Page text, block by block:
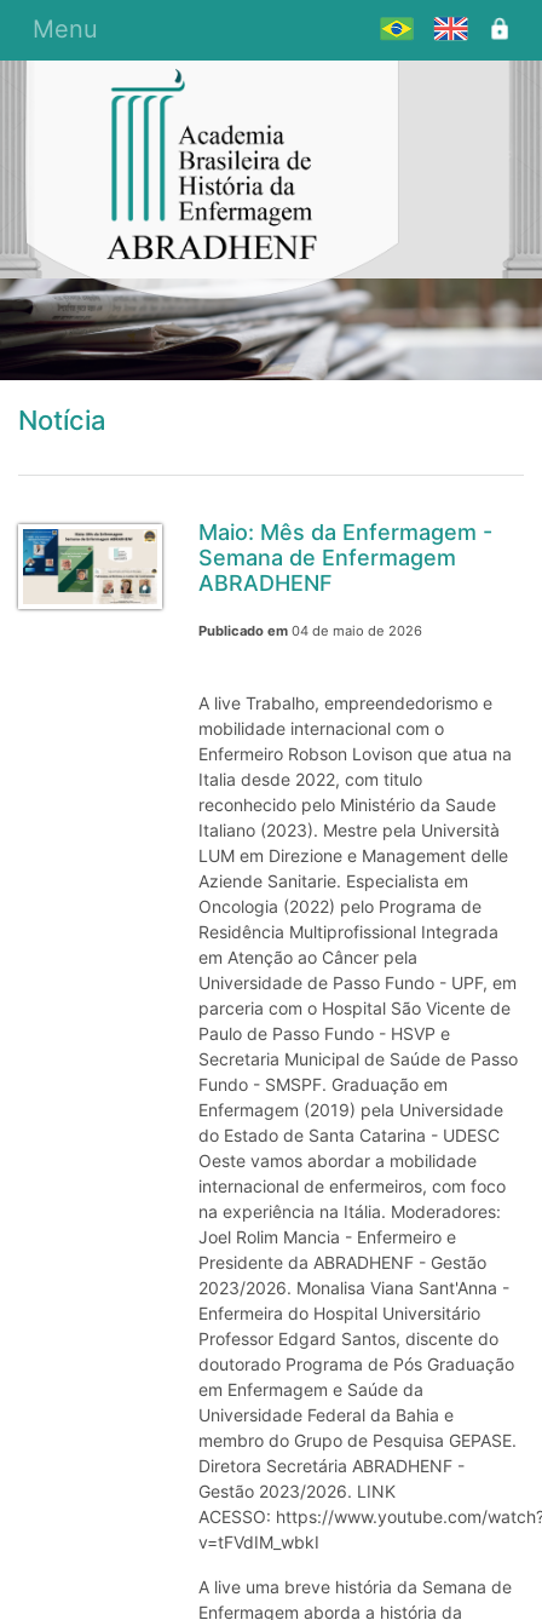
Menu
Notícia
Maio: Mês da Enfermagem -
Semana de Enfermagem
ABRADHENF
Publicado em04 de maio de 2026
A live Trabalho, empreendedorismo e
mobilidade internacional com o
Enfermeiro Robson Lovison que atua na
Italia desde 2022, com titulo
reconhecido pelo Ministério da Saude
Italiano (2023). Mestre pela Università
LUM em Direzione e Management delle
Aziende Sanitarie. Especialista em
Oncologia (2022) pelo Programa de
Residência Multiprofissional Integrada
em Atenção ao Câncer pela
Universidade de Passo Fundo - UPF, em
parceria com o Hospital São Vicente de
Paulo de Passo Fundo - HSVP e
Secretaria Municipal de Saúde de Passo
Fundo - SMSPF. Graduação em
Enfermagem (2019) pela Universidade
do Estado de Santa Catarina - UDESC
Oeste vamos abordar a mobilidade
internacional de enfermeiros, com foco
na experiência na Itália. Moderadores:
Joel Rolim Mancia - Enfermeiro e
Presidente da ABRADHENF - Gestão
2023/2026. Monalisa Viana Sant'Anna -
Enfermeira do Hospital Universitário
Professor Edgard Santos, discente do
doutorado Programa de Pós Graduação
em Enfermagem e Saúde da
Universidade Federal da Bahia e
membro do Grupo de Pesquisa GEPASE.
Diretora Secretária ABRADHENF -
Gestão 2023/2026. LINK
ACESSO: https://www.youtube.com/
v=tFVdIM_wbkI
A live uma breve história da Semana de
Enfermagem aborda a história da